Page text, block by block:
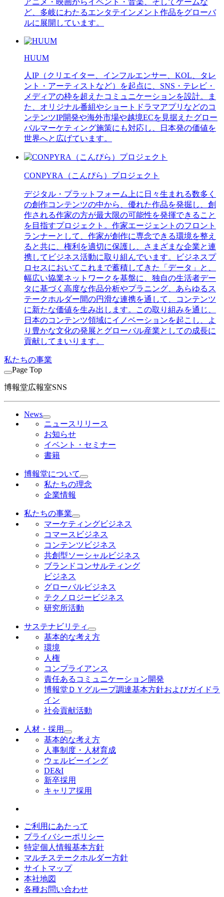
アニメ・映画からイベント・音楽、そしてゲームな
ど、多岐にわたるエンタテインメント作品をグローバ
ルに展開しています。
HUUM
人IP（クリエイター、インフルエンサー、KOL、タレ
ント・アーティストなど）を起点に、SNS・テレビ・
メディアの枠を超えたコミュニケーションを設計。ま
た、オリジナル番組やショートドラマアプリなどのコ
ンテンツIP開発や海外市場や越境ECを見据えたグロー
バルマーケティング施策にも対応し、日本発の価値を
世界へと広げています。
CONPYRA（こんぴら）プロジェクト
デジタル・プラットフォーム上に日々生まれる数多く
の創作コンテンツの中から、優れた作品を発掘し、創
作される作家の方が最大限の可能性を発揮できること
を目指すプロジェクト。作家エージェントのフロント
ランナーとして、作家が創作に専念できる環境を整え
ると共に、権利を適切に保護し、さまざまな企業と連
携してビジネス活動に取り組んでいます。ビジネスプ
ロセスにおいてこれまで蓄積してきた「データ」と、
幅広い協業ネットワークを基盤に、独自の生活者デー
タに基づく高度な作品分析やプラニング、あらゆるス
テークホルダー間の円滑な連携を通して、コンテンツ
に新たな価値を生み出します。この取り組みを通じ、
日本のコンテンツ領域にイノベーションを起こし、よ
り豊かな文化の発展とグローバル産業としての成長に
貢献してまいります。
私たちの事業
Page Top
博報堂広報室SNS
News
ニュースリリース
お知らせ
イベント・セミナー
書籍
博報堂について
私たちの理念
企業情報
私たちの事業
マーケティングビジネス
コマースビジネス
コンテンツビジネス
共創型ソーシャルビジネス
ブランドコンサルティング
ビジネス
グローバルビジネス
テクノロジービジネス
研究所活動
サステナビリティ
基本的な考え方
環境
人権
コンプライアンス
責任あるコミュニケーション開発
博報堂ＤＹグループ調達基本方針およびガイドラ
イン
社会貢献活動
人材・採用
基本的な考え方
人事制度・人材育成
ウェルビーイング
DE&I
新卒採用
キャリア採用
ご利用にあたって
プライバシーポリシー
特定個人情報基本方針
マルチステークホルダー方針
サイトマップ
本社地図
各種お問い合わせ